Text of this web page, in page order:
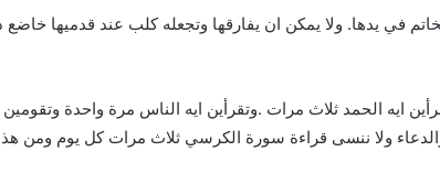
في يدها. ولا يمكن ان يفارقها وتجعله كلب عند قدميها
ايه الحمد ثلاث مرات .وتقرأين ايه الناس مرة واحدة
ولا ننسى قراءة سورة الكرسي ثلاث مرات كل يوم ومن